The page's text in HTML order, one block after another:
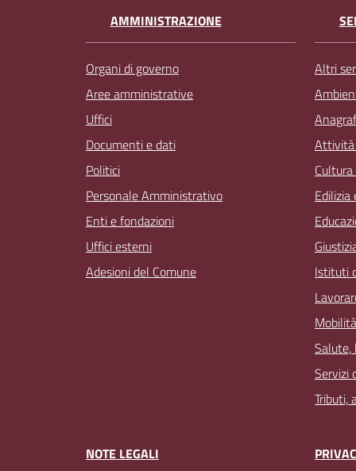
AMMINISTRAZIONE
Organi di governo
Aree amministrative
Uffici
Documenti e dati
Politici
Personale Amministrativo
Enti e fondazioni
Uffici esterni
Adesioni del Comune
Altri
Attività
Edilizia
Istituti
Salute,
Servizi
Tributi,
NOTE LEGALI